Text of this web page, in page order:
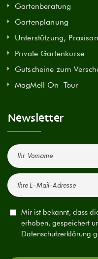
Gartenberatung
Gartenplanung
Unterstützung,
Private Gartenkurse
Gutscheine zum
MagMell On Tour
Newsletter
Mir ist bekannt, dass
erhoben, gespeichert
Datenschutzerklärung